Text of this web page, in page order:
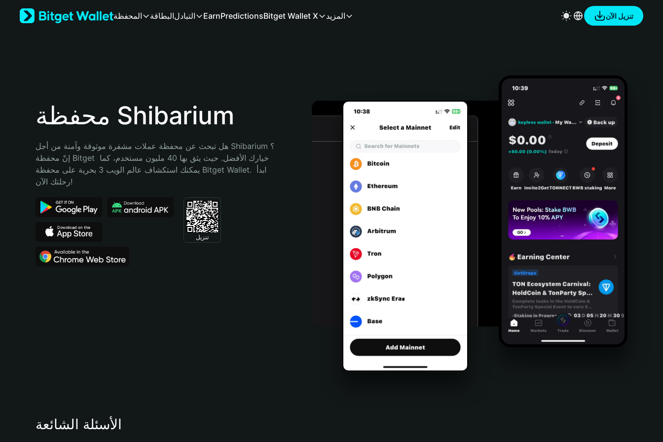
Bahasa Indonesia
Português (Brasil)
المحفظة البطاقةالتبادل EarnPredictionsBitget Wallet X المزيد تنزيل الآن
محفظة Shibarium
هل تبحث عن محفظة عملات مشفرة موثوقة وآمنة من أجل Shibarium؟
إنّ محفظة Bitget خيارك الأفضل. حيث يثق بها 40 مليون مستخدم، كما
يمكنك استكشاف عالم الويب 3 بحرية على محفظة Bitget Wallet. ابدأ
رحلتك الآن!
تنزيل
الأسئلة الشائعة